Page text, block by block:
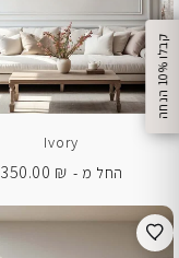
ק
ב
ל
ו
1
0
%
ה
נ
ח
ה
Ivory
החל מ -
350.00 ₪